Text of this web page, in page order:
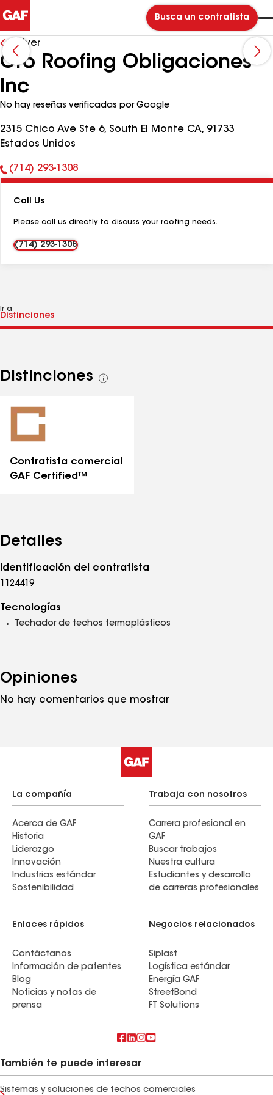
Busca un contratista
Volver
Oro Roofing Obligaciones
Inc
No hay reseñas verificadas por Google
2315 Chico Ave Ste 6, South El Monte CA, 91733
Estados Unidos
Número
teléfono:
(714) 293-1308
Call Us
Please call us directly to discuss your roofing needs.
(714) 293-1308
Ir a
Distinciones
Ver
Contratista comercial
GAF Certified™
Detalles
Identificación del contratista
1124419
Tecnologías
Techador de techos termoplásticos
Opiniones
No hay comentarios que mostrar
La compañía
Acerca de GAF
Historia
Liderazgo
Innovación
Industrias estándar
Sostenibilidad
Trabaja con nosotros
Carrera profesional en
GAF
Buscar trabajos
Nuestra cultura
Estudiantes y desarrollo
de carreras profesionales
Enlaces rápidos
Contáctanos
Información de patentes
Blog
Noticias y notas de
prensa
Negocios relacionados
Siplast
Logística estándar
Energía GAF
StreetBond
FT Solutions
También te puede interesar
Sistemas y soluciones de techos comerciales